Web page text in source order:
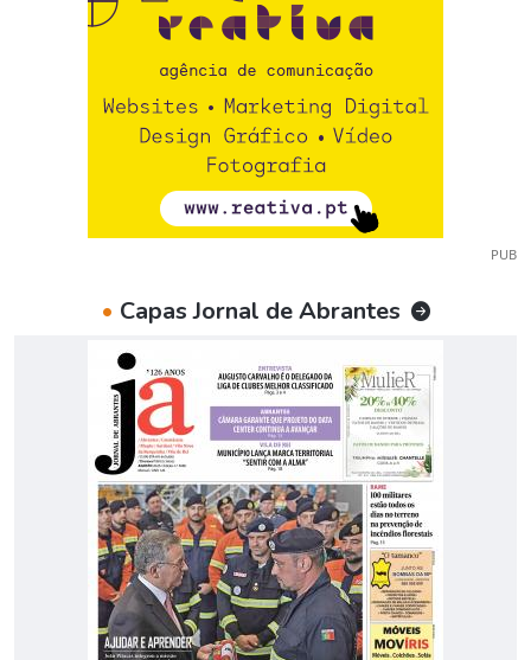
PUB
• Capas Jornal de Abrantes